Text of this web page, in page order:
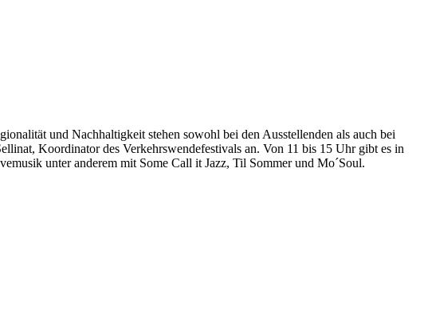
und Nachhaltigkeit stehen sowohl bei den Ausstellenden als auch bei
Koordinator des Verkehrswendefestivals an. Von 11 bis 15 Uhr gibt es in
unter anderem mit Some Call it Jazz, Til Sommer und Mo´Soul.